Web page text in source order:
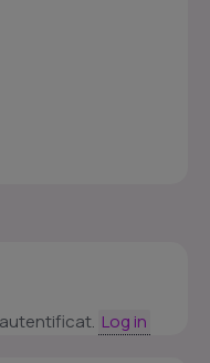
Log in